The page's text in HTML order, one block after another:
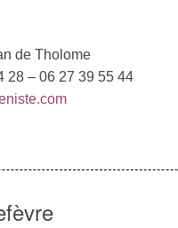
de Tholome
28 – 06 27 39 55 44